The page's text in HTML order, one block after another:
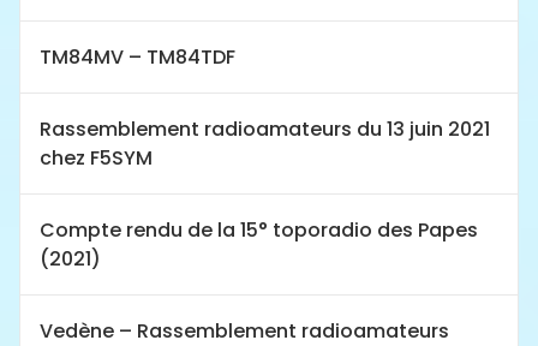
TM84MV – TM84TDF
Rassemblement radioamateurs du 13 juin 2021
chez F5SYM
Compte rendu de la 15° toporadio des Papes
(2021)
Vedène – Rassemblement radioamateurs